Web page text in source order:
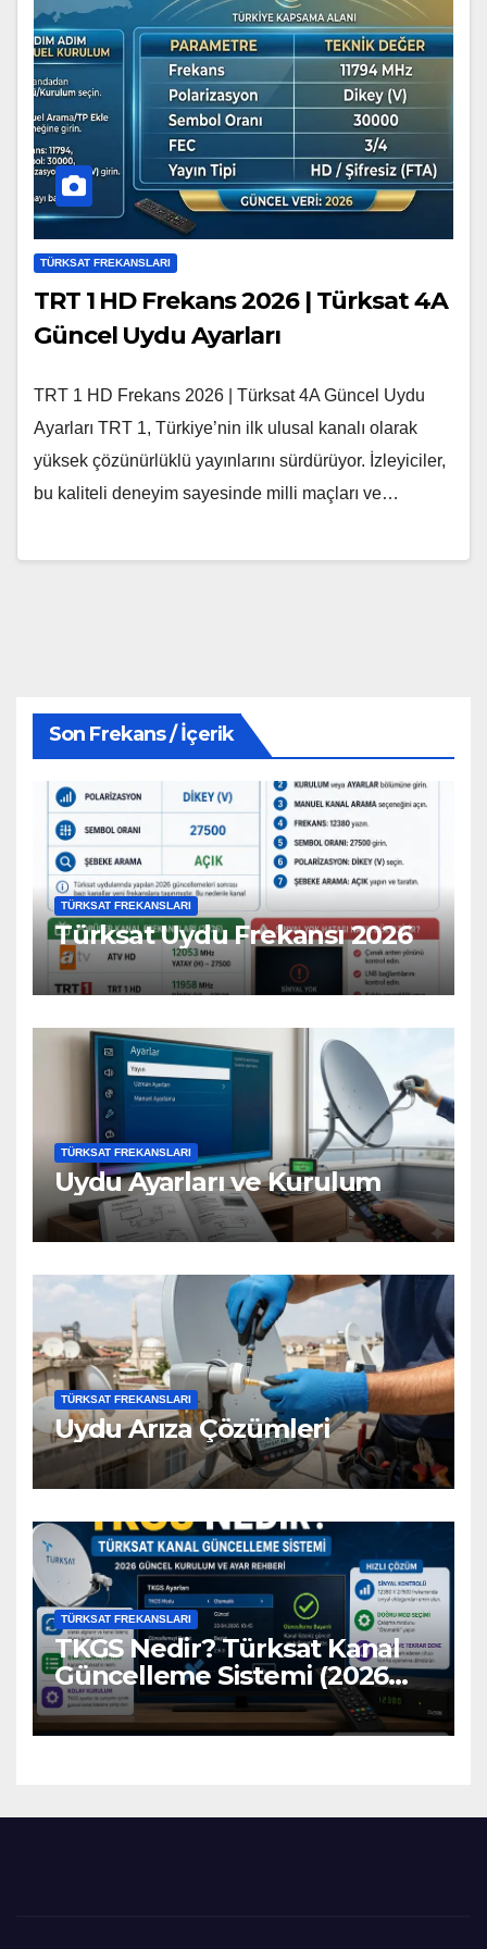
TÜRKSAT FREKANSLARI
TRT 1 HD Frekans 2026 | Türksat 4A
Güncel Uydu Ayarları
TRT 1 HD Frekans 2026 | Türksat 4A Güncel Uydu
Ayarları TRT 1, Türkiye’nin ilk ulusal kanalı olarak
yüksek çözünürlüklü yayınlarını sürdürüyor. İzleyiciler,
bu kaliteli deneyim sayesinde milli maçları ve…
Son Frekans / İçerik
TÜRKSAT FREKANSLARI
Türksat Uydu Frekansı 2026
TÜRKSAT FREKANSLARI
Uydu Ayarları ve Kurulum
TÜRKSAT FREKANSLARI
Uydu Arıza Çözümleri
TÜRKSAT FREKANSLARI
TKGS Nedir? Türksat Kanal
Güncelleme Sistemi (2026
Ayarları)